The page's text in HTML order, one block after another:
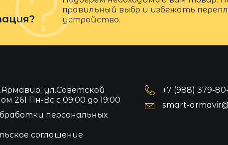
правильный выбр и избежать
устройство.
ул.Советской
261 Пн-Вс с 09:00 до 19:00
персональных
соглашение
+7 (988) 379-
smart-